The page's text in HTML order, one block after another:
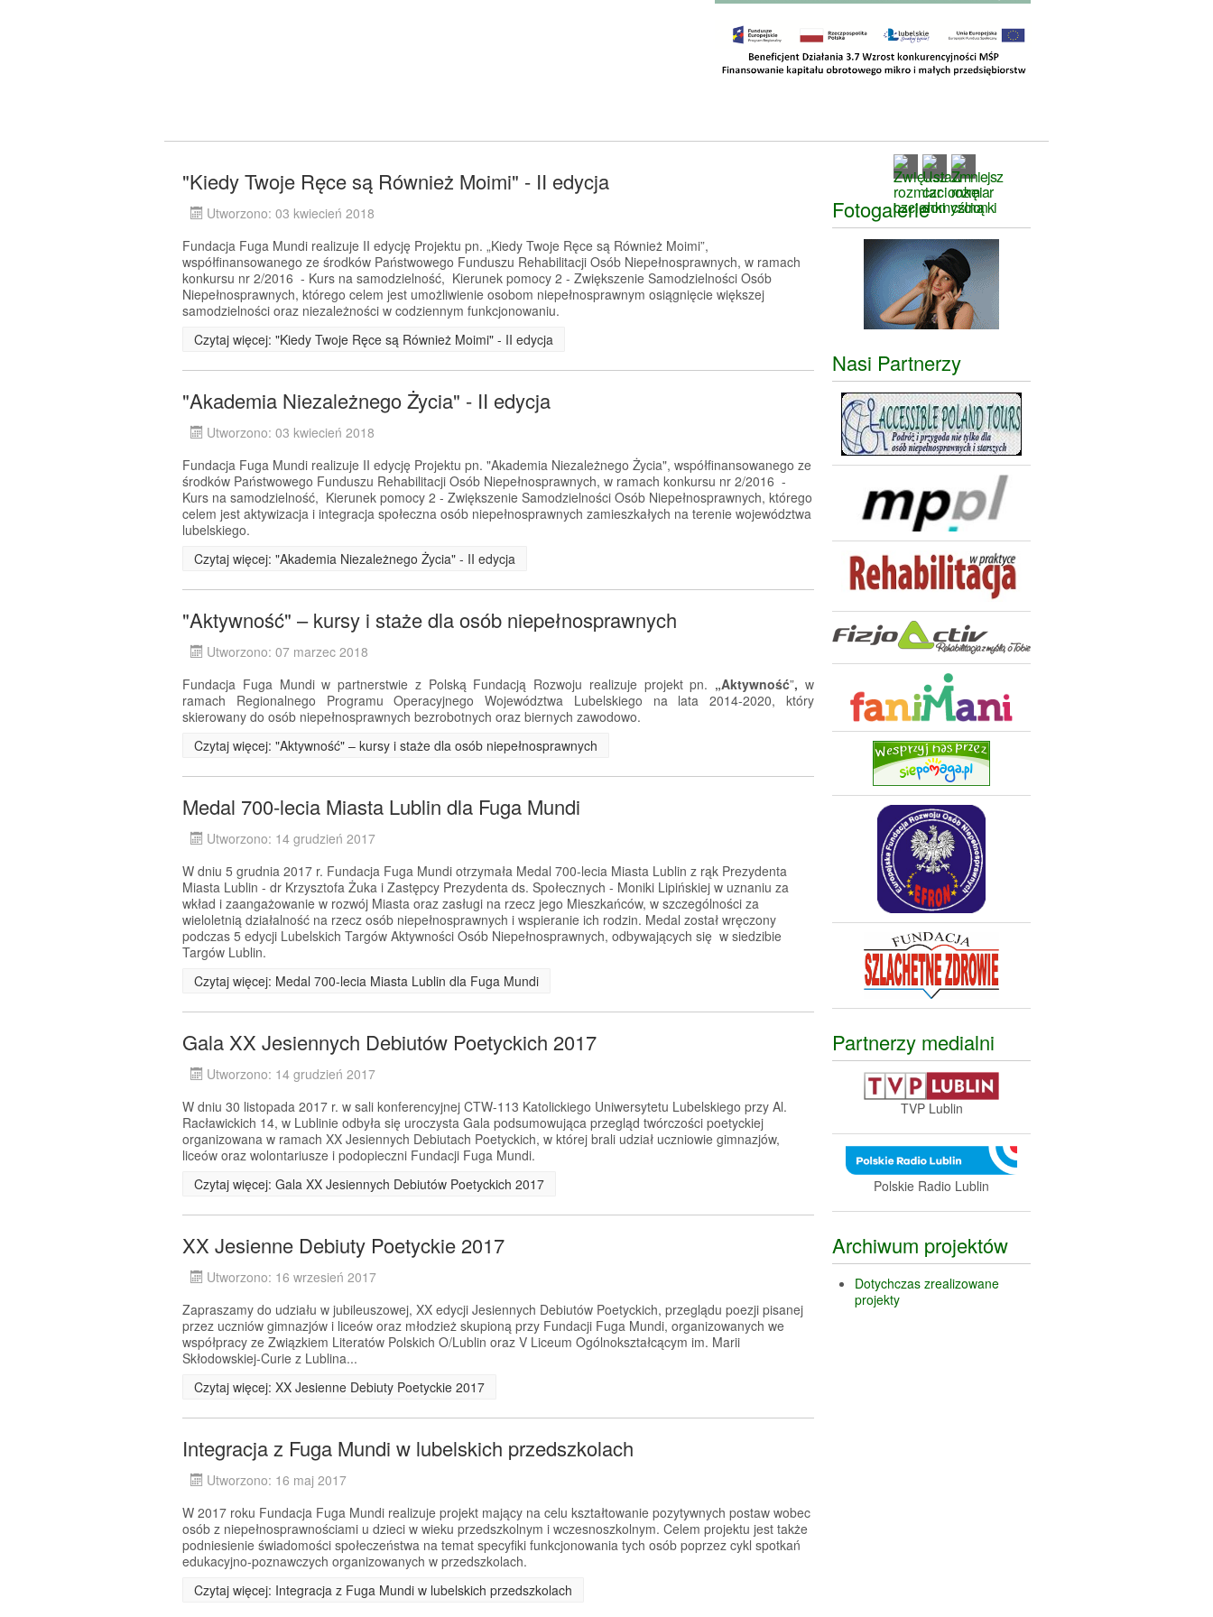
"Kiedy Twoje Ręce są Również Moimi" - II edycja
Utworzono: 03 kwiecień 2018
Fundacja Fuga Mundi realizuje II edycję Projektu pn. „Kiedy Twoje Ręce są Również Moimi”,
współfinansowanego ze środków Państwowego Funduszu Rehabilitacji Osób Niepełnosprawnych, w ramach
konkursu nr 2/2016 - Kurs na samodzielność, Kierunek pomocy 2 - Zwiększenie Samodzielności Osób
Niepełnosprawnych, którego celem jest umożliwienie osobom niepełnosprawnym osiągnięcie większej
samodzielności oraz niezależności w codziennym funkcjonowaniu.
Czytaj więcej: "Kiedy Twoje Ręce są Również Moimi" - II edycja
"Akademia Niezależnego Życia" - II edycja
Utworzono: 03 kwiecień 2018
Fundacja Fuga Mundi realizuje II edycję Projektu pn. "Akademia Niezależnego Życia", współfinansowanego ze
środków Państwowego Funduszu Rehabilitacji Osób Niepełnosprawnych, w ramach konkursu nr 2/2016 -
Kurs na samodzielność, Kierunek pomocy 2 - Zwiększenie Samodzielności Osób Niepełnosprawnych, którego
celem jest aktywizacja i integracja społeczna osób niepełnosprawnych zamieszkałych na terenie województwa
lubelskiego.
Czytaj więcej: "Akademia Niezależnego Życia" - II edycja
"Aktywność" – kursy i staże dla osób niepełnosprawnych
Utworzono: 07 marzec 2018
Fundacja Fuga Mundi w partnerstwie z Polską Fundacją Rozwoju realizuje projekt pn. „Aktywność”, w
ramach Regionalnego Programu Operacyjnego Województwa Lubelskiego na lata 2014-2020, który
skierowany do osób niepełnosprawnych bezrobotnych oraz biernych zawodowo.
Czytaj więcej: "Aktywność" – kursy i staże dla osób niepełnosprawnych
Medal 700-lecia Miasta Lublin dla Fuga Mundi
Utworzono: 14 grudzień 2017
W dniu 5 grudnia 2017 r. Fundacja Fuga Mundi otrzymała Medal 700-lecia Miasta Lublin z rąk Prezydenta
Miasta Lublin - dr Krzysztofa Żuka i Zastępcy Prezydenta ds. Społecznych - Moniki Lipińskiej w uznaniu za
wkład i zaangażowanie w rozwój Miasta oraz zasługi na rzecz jego Mieszkańców, w szczególności za
wieloletnią działalność na rzecz osób niepełnosprawnych i wspieranie ich rodzin. Medal został wręczony
podczas 5 edycji Lubelskich Targów Aktywności Osób Niepełnosprawnych, odbywających się w siedzibie
Targów Lublin.
Czytaj więcej: Medal 700-lecia Miasta Lublin dla Fuga Mundi
Gala XX Jesiennych Debiutów Poetyckich 2017
Utworzono: 14 grudzień 2017
W dniu 30 listopada 2017 r. w sali konferencyjnej CTW-113 Katolickiego Uniwersytetu Lubelskiego przy Al.
Racławickich 14, w Lublinie odbyła się uroczysta Gala podsumowująca przegląd twórczości poetyckiej
organizowana w ramach XX Jesiennych Debiutach Poetyckich, w której brali udział uczniowie gimnazjów,
liceów oraz wolontariusze i podopieczni Fundacji Fuga Mundi.
Czytaj więcej: Gala XX Jesiennych Debiutów Poetyckich 2017
XX Jesienne Debiuty Poetyckie 2017
Utworzono: 16 wrzesień 2017
Zapraszamy do udziału w jubileuszowej, XX edycji Jesiennych Debiutów Poetyckich, przeglądu poezji pisanej
przez uczniów gimnazjów i liceów oraz młodzież skupioną przy Fundacji Fuga Mundi, organizowanych we
współpracy ze Związkiem Literatów Polskich O/Lublin oraz V Liceum Ogólnokształcącym im. Marii
Skłodowskiej-Curie z Lublina...
Czytaj więcej: XX Jesienne Debiuty Poetyckie 2017
Integracja z Fuga Mundi w lubelskich przedszkolach
Utworzono: 16 maj 2017
W 2017 roku Fundacja Fuga Mundi realizuje projekt mający na celu kształtowanie pozytywnych postaw wobec
osób z niepełnosprawnościami u dzieci w wieku przedszkolnym i wczesnoszkolnym. Celem projektu jest także
podniesienie świadomości społeczeństwa na temat specyfiki funkcjonowania tych osób poprzez cykl spotkań
edukacyjno-poznawczych organizowanych w przedszkolach.
Czytaj więcej: Integracja z Fuga Mundi w lubelskich przedszkolach
Fotogalerie
Nasi Partnerzy
Partnerzy medialni
TVP Lublin
Polskie Radio Lublin
Archiwum projektów
Dotychczas zrealizowane
projekty